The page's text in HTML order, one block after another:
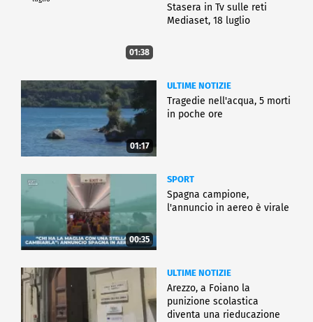
01:38
Stasera in Tv sulle reti
Mediaset, 18 luglio
01:17
ULTIME NOTIZIE
Tragedie nell'acqua, 5 morti
in poche ore
00:35
SPORT
Spagna campione,
l'annuncio in aereo è virale
ULTIME NOTIZIE
Arezzo, a Foiano la
punizione scolastica
diventa una rieducazione